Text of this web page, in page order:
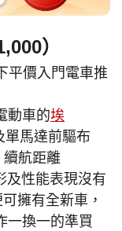
）
動車的埃
單馬達前驅布
續航距離
及性能表現沒有
擁有全新車，
一換一的準買